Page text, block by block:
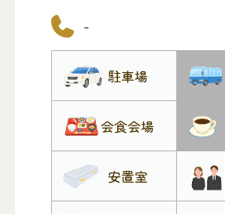
-
駐車場
会食会場
安置室